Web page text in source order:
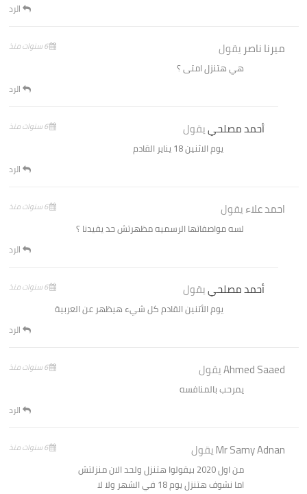
الرد
ميرنا ناصريقول 6 سنوات منذ
هي هتنزل امتى ؟
الرد
أحمد مصلحييقول 6 سنوات منذ
يوم الاثنين 18 يناير القادم
الرد
احمد علاءيقول 6 سنوات منذ
لسه مواصفاتها الرسميه مظهرتش حد يفيدنا ؟
الرد
أحمد مصلحييقول 6 سنوات منذ
يوم الأتنين القادم كل شيء هيظهر عن العربية
الرد
Ahmed Saaedيقول 6 سنوات منذ
يمرحب بالمنافسه
الرد
Mr Samy Adnanيقول 6 سنوات منذ
من اول 2020 بيقولوا هتنزل ولحد الان منزلتش
اما نشوف هتنزل يوم 18 في الشهر ولا لا